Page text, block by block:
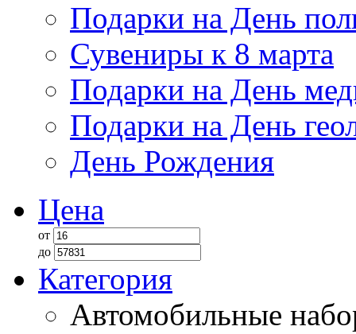
Подарки на День
Сувениры к 8 марта
Подарки на День
Подарки на День
День Рождения
Цена
от
до
Категория
Автомобильные